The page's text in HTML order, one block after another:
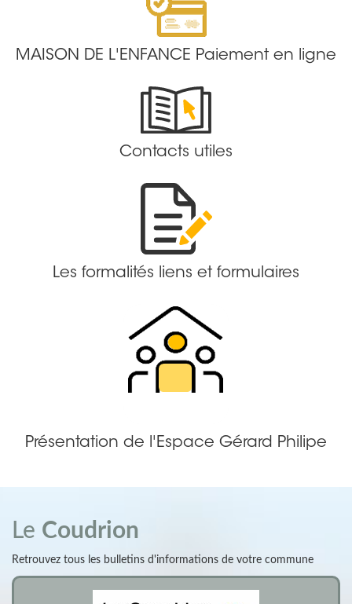
MAISON DE L'ENFANCE Paiement en ligne
Contacts utiles
Les formalités liens et formulaires
Présentation de l'Espace Gérard Philipe
Le Coudrion
Retrouvez tous les bulletins d'informations de votre commune